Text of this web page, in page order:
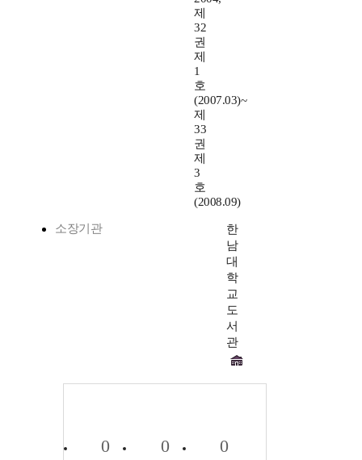
제
32
권
제
1
호
(2007.03)~
제
33
권
제
3
호
(2008.09)
소장기관
한
남
대
학
교
도
서
관
0 0 0